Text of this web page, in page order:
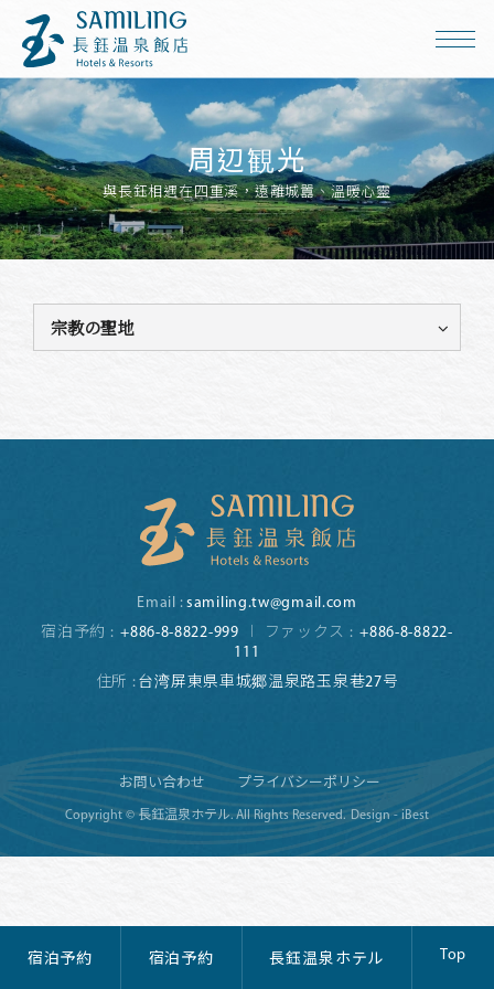
周辺観光
與長鈺相遇在四重溪，遠離城囂、溫暖心靈
宗教の聖地
Email : samiling.tw@gmail.com
宿泊予約 : +886-8-8822-999 ファックス : +886-8-8822-
111
住所 : 台湾屏東県車城郷温泉路玉泉巷27号
Copyright © 長鈺温泉ホテル. All Rights Reserved. Design - iBest
お問い合わせ プライバシーポリシー
宿泊予約 宿泊予約 長鈺温泉ホテル Top